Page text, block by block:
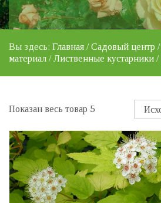
Вы здесь: Главная /Садовый центр /
материал /Лиственные кустарники /
Показан весь товар 5